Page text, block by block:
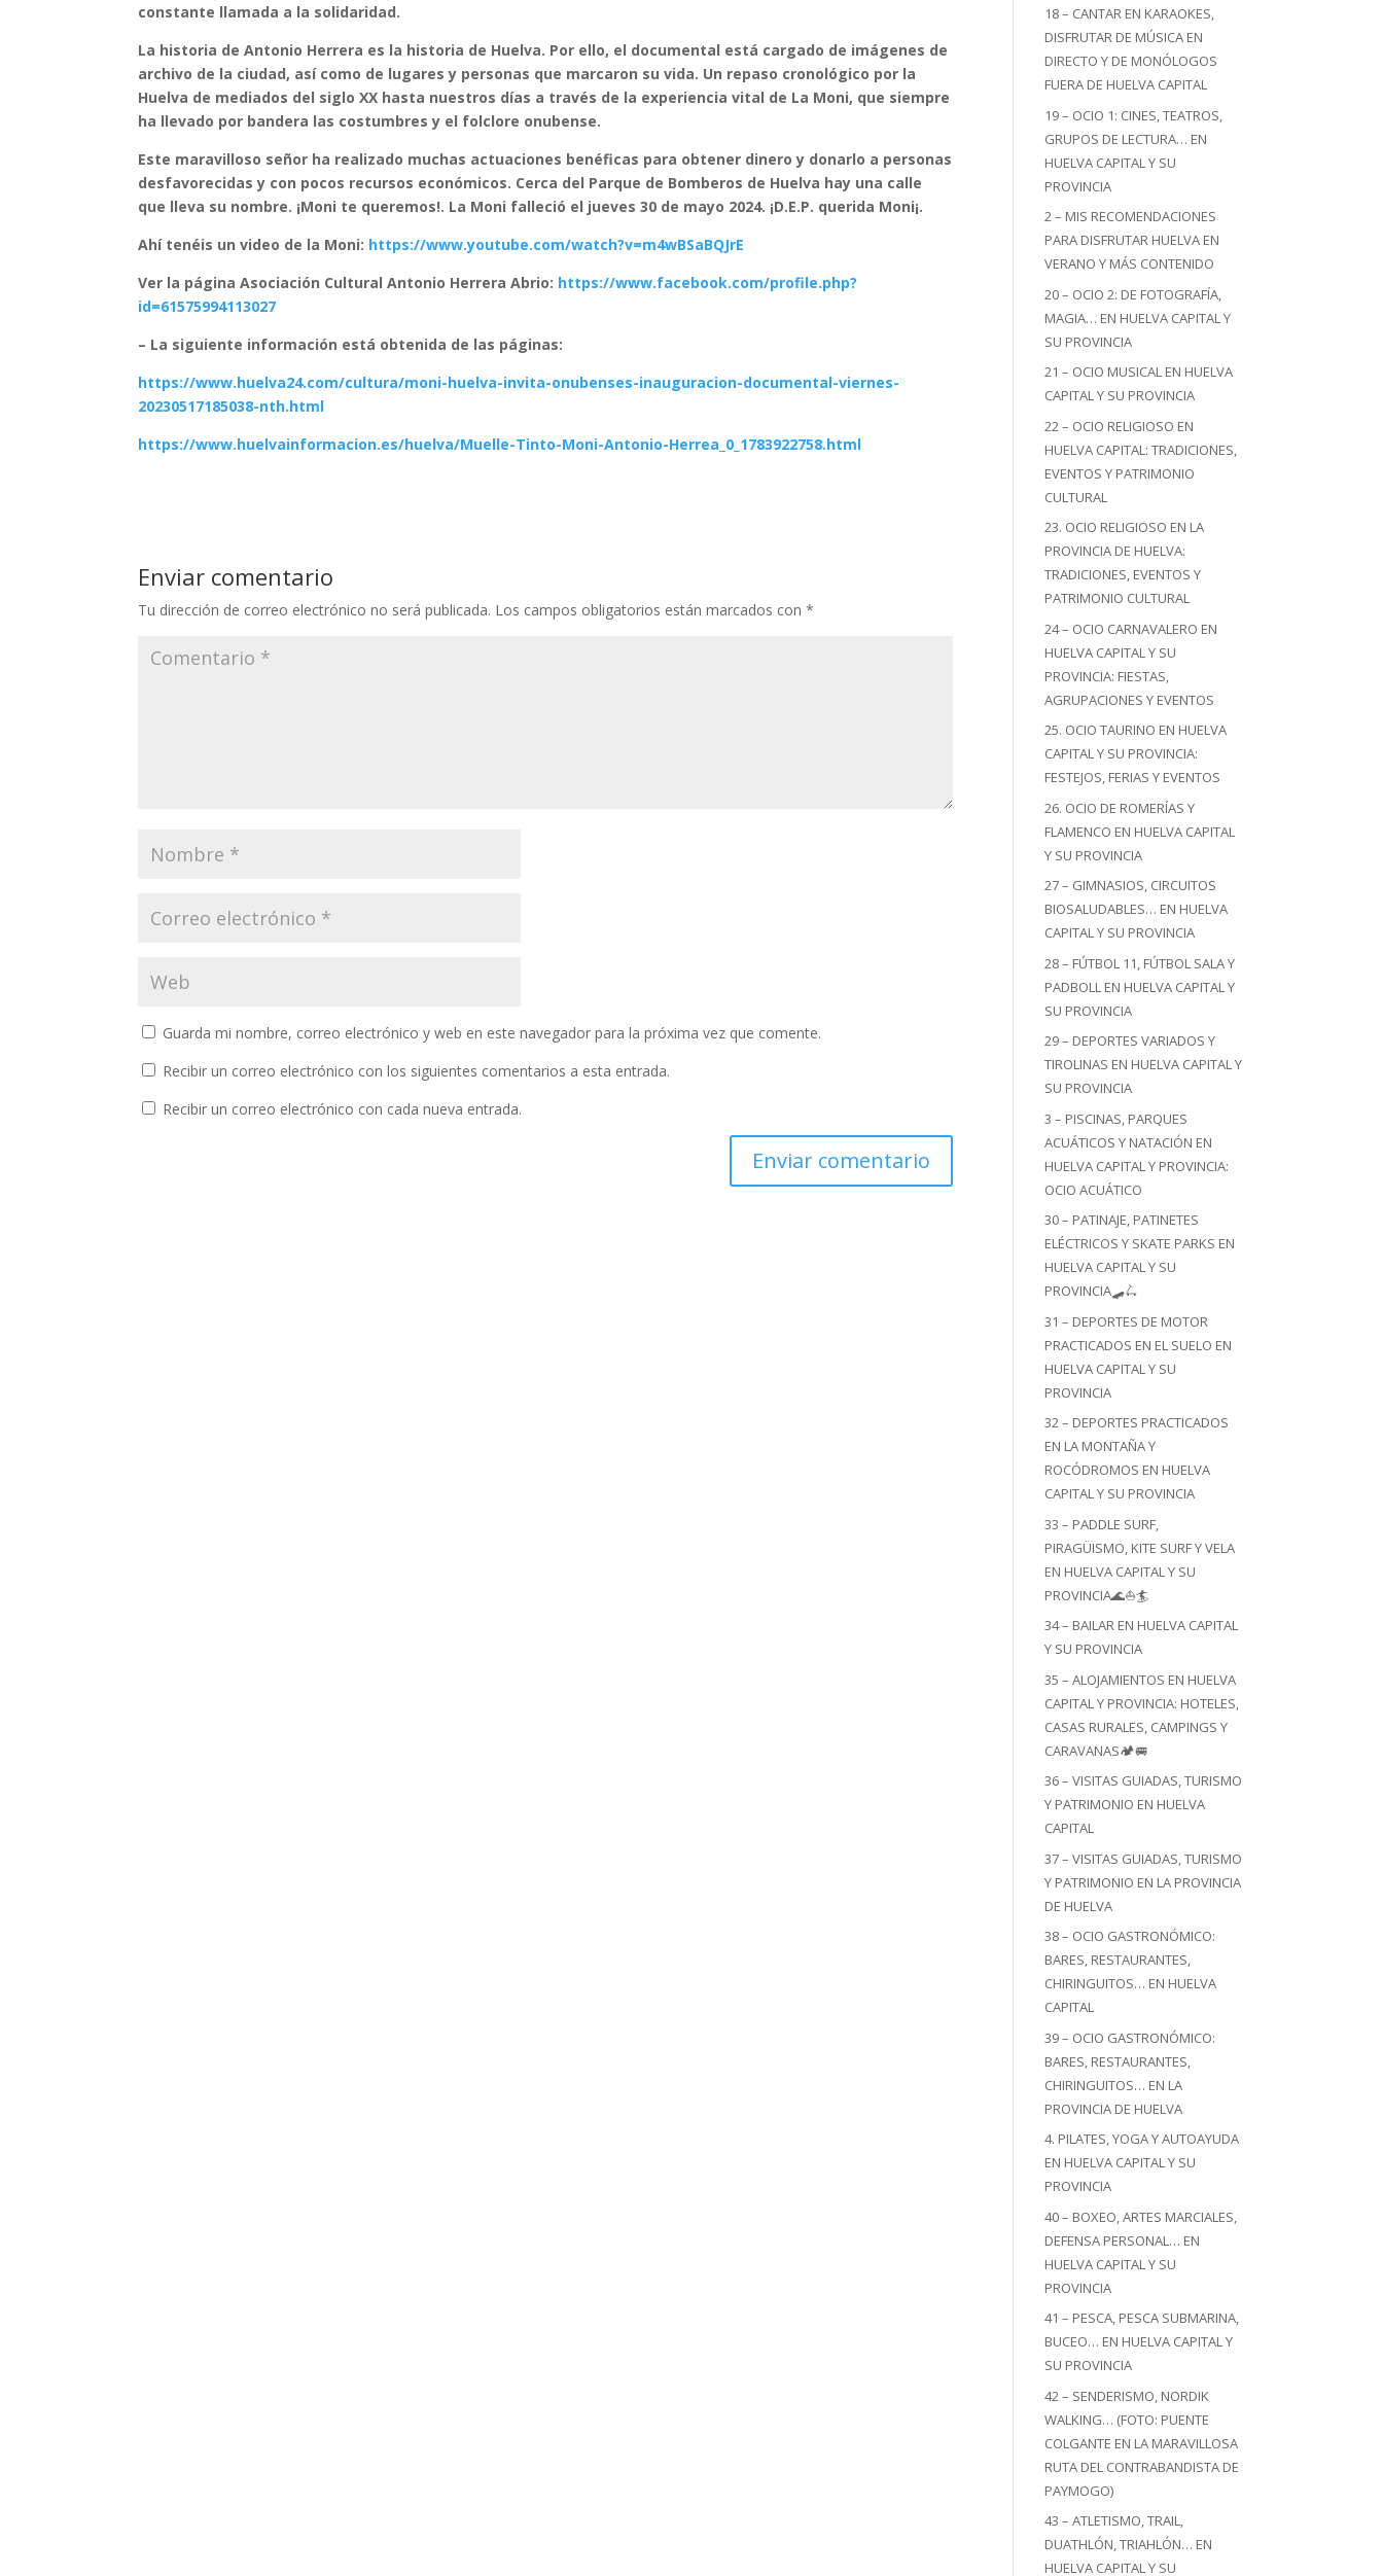
constante llamada a la solidaridad.
La historia de Antonio Herrera es la historia de Huelva. Por ello, el documental está cargado de imágenes de
archivo de la ciudad, así como de lugares y personas que marcaron su vida. Un repaso cronológico por la
Huelva de mediados del siglo XX hasta nuestros días a través de la experiencia vital de La Moni, que siempre
ha llevado por bandera las costumbres y el folclore onubense.
Este maravilloso señor ha realizado muchas actuaciones benéficas para obtener dinero y donarlo a personas
desfavorecidas y con pocos recursos económicos. Cerca del Parque de Bomberos de Huelva hay una calle
que lleva su nombre. ¡Moni te queremos!. La Moni falleció el jueves 30 de mayo 2024. ¡D.E.P. querida Moni¡.
Ahí tenéis un video de la Moni: https://www.youtube.com/watch?v=m4wBSaBQJrE
Ver la página Asociación Cultural Antonio Herrera Abrio: https://www.facebook.com/profile.php?
id=61575994113027
– La siguiente información está obtenida de las páginas:
https://www.huelva24.com/cultura/moni-huelva-invita-onubenses-inauguracion-documental-viernes-
20230517185038-nth.html
https://www.huelvainformacion.es/huelva/Muelle-Tinto-Moni-Antonio-Herrea_0_1783922758.html
Enviar comentario
Tu dirección de correo electrónico no será publicada. Los campos obligatorios están marcados con*
Guarda mi nombre, correo electrónico y web en este navegador para la próxima vez que comente.
Recibir un correo electrónico con los siguientes comentarios a esta entrada.
Recibir un correo electrónico con cada nueva entrada.
18 – CANTAR EN KARAOKES,
DISFRUTAR DE MÚSICA EN
DIRECTO Y DE MONÓLOGOS
FUERA DE HUELVA CAPITAL
19 – OCIO 1: CINES, TEATROS,
GRUPOS DE LECTURA… EN
HUELVA CAPITAL Y SU
PROVINCIA
2 – MIS RECOMENDACIONES
PARA DISFRUTAR HUELVA EN
VERANO Y MÁS CONTENIDO
20 – OCIO 2: DE FOTOGRAFÍA,
MAGIA… EN HUELVA CAPITAL Y
SU PROVINCIA
21 – OCIO MUSICAL EN HUELVA
CAPITAL Y SU PROVINCIA
22 – OCIO RELIGIOSO EN
HUELVA CAPITAL: TRADICIONES,
EVENTOS Y PATRIMONIO
CULTURAL
23. OCIO RELIGIOSO EN LA
PROVINCIA DE HUELVA:
TRADICIONES, EVENTOS Y
PATRIMONIO CULTURAL
24 – OCIO CARNAVALERO EN
HUELVA CAPITAL Y SU
PROVINCIA: FIESTAS,
AGRUPACIONES Y EVENTOS
25. OCIO TAURINO EN HUELVA
CAPITAL Y SU PROVINCIA:
FESTEJOS, FERIAS Y EVENTOS
26. OCIO DE ROMERÍAS Y
FLAMENCO EN HUELVA CAPITAL
Y SU PROVINCIA
27 – GIMNASIOS, CIRCUITOS
BIOSALUDABLES… EN HUELVA
CAPITAL Y SU PROVINCIA
28 – FÚTBOL 11, FÚTBOL SALA Y
PADBOLL EN HUELVA CAPITAL Y
SU PROVINCIA
29 – DEPORTES VARIADOS Y
TIROLINAS EN HUELVA CAPITAL Y
SU PROVINCIA
3 – PISCINAS, PARQUES
ACUÁTICOS Y NATACIÓN EN
HUELVA CAPITAL Y PROVINCIA:
OCIO ACUÁTICO
30 – PATINAJE, PATINETES
ELÉCTRICOS Y SKATE PARKS EN
HUELVA CAPITAL Y SU
PROVINCIA🛹🛴
31 – DEPORTES DE MOTOR
PRACTICADOS EN EL SUELO EN
HUELVA CAPITAL Y SU
PROVINCIA
32 – DEPORTES PRACTICADOS
EN LA MONTAÑA Y
ROCÓDROMOS EN HUELVA
CAPITAL Y SU PROVINCIA
33 – PADDLE SURF,
PIRAGÜISMO, KITE SURF Y VELA
EN HUELVA CAPITAL Y SU
PROVINCIA🌊⛵🏄
34 – BAILAR EN HUELVA CAPITAL
Y SU PROVINCIA
35 – ALOJAMIENTOS EN HUELVA
CAPITAL Y PROVINCIA: HOTELES,
CASAS RURALES, CAMPINGS Y
CARAVANAS🏕️🚐
36 – VISITAS GUIADAS, TURISMO
Y PATRIMONIO EN HUELVA
CAPITAL
37 – VISITAS GUIADAS, TURISMO
Y PATRIMONIO EN LA PROVINCIA
DE HUELVA
38 – OCIO GASTRONÓMICO:
BARES, RESTAURANTES,
CHIRINGUITOS… EN HUELVA
CAPITAL
39 – OCIO GASTRONÓMICO:
BARES, RESTAURANTES,
CHIRINGUITOS… EN LA
PROVINCIA DE HUELVA
4. PILATES, YOGA Y AUTOAYUDA
EN HUELVA CAPITAL Y SU
PROVINCIA
40 – BOXEO, ARTES MARCIALES,
DEFENSA PERSONAL… EN
HUELVA CAPITAL Y SU
PROVINCIA
41 – PESCA, PESCA SUBMARINA,
BUCEO… EN HUELVA CAPITAL Y
SU PROVINCIA
42 – SENDERISMO, NORDIK
WALKING… (FOTO: PUENTE
COLGANTE EN LA MARAVILLOSA
RUTA DEL CONTRABANDISTA DE
PAYMOGO)
43 – ATLETISMO, TRAIL,
DUATHLÓN, TRIAHLÓN… EN
HUELVA CAPITAL Y SU